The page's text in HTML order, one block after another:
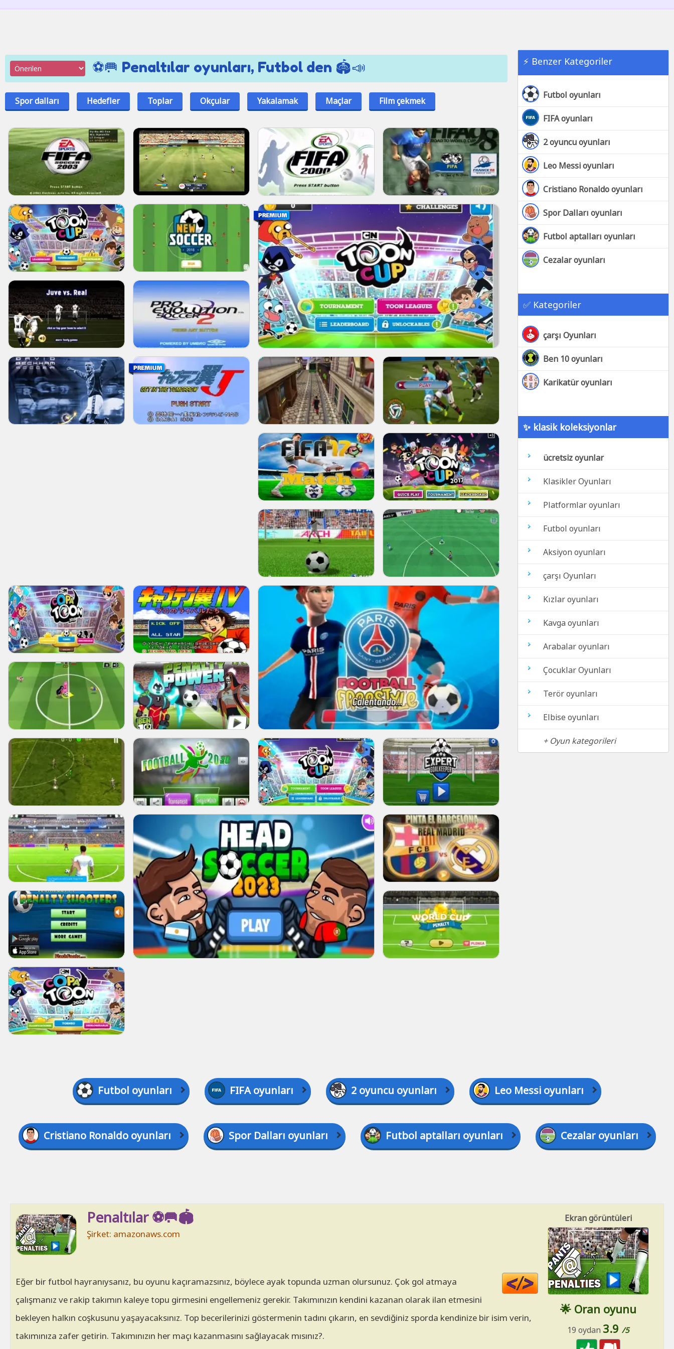
⚡ Benzer Kategoriler
Futbol oyunları
FIFA oyunları
2 oyuncu oyunları
Leo Messi oyunları
Cristiano Ronaldo oyunları
Spor Dalları oyunları
Futbol aptalları oyunları
Cezalar oyunları
✅ Kategoriler
çarşı Oyunları
Ben 10 oyunları
Karikatür oyunları
✨ klasik koleksiyonlar
ücretsiz oyunlar
Klasikler Oyunları
Platformlar oyunları
Futbol oyunları
Aksiyon oyunları
çarşı Oyunları
Kızlar oyunları
Kavga oyunları
Arabalar oyunları
Çocuklar Oyunları
Terör oyunları
Elbise oyunları
+ Oyun kategorileri
⚽🥅 Penaltılar oyunları, Futbol den 🏟📣
Spor dalları Hedefler Toplar Okçular Yakalamak Maçlar Film çekmek
Futbol oyunları FIFA oyunları 2 oyuncu oyunları Leo Messi oyunları
Cristiano Ronaldo oyunları Spor Dalları oyunları Futbol aptalları oyunları Cezalar oyunları
Ekran görüntüleri
🌟 Oran oyunu
19 oydan 3.9 /5
Penaltılar ⚽🥅🏟
Şirket: amazonaws.com
Code
HTML
Eğer bir futbol hayranıysanız, bu oyunu kaçıramazsınız, böylece ayak topunda uzman olursunuz. Çok gol atmaya
çalışmanız ve rakip takımın kaleye topu girmesini engellemeniz gerekir. Takımınızın kendini kazanan olarak ilan etmesini
bekleyen halkın coşkusunu yaşayacaksınız. Top becerilerinizi göstermenin tadını çıkarın, en sevdiğiniz sporda kendinize bir isim verin,
takımınıza zafer getirin. Takımınızın her maçı kazanmasını sağlayacak mısınız?.